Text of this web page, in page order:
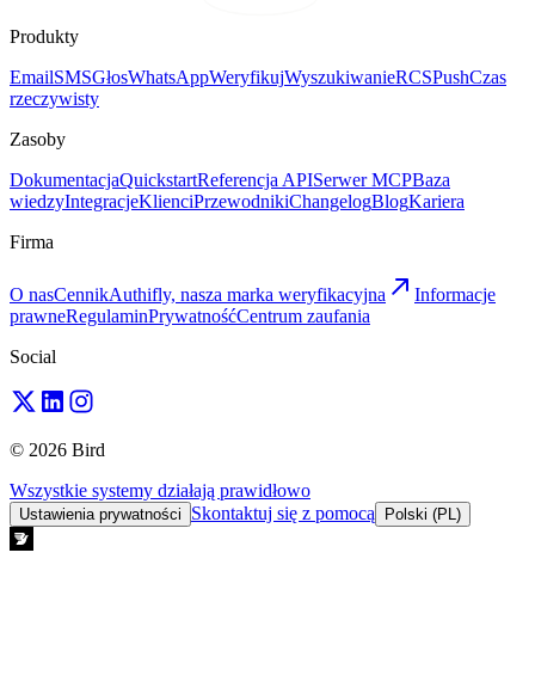
Produkty
EmailSMSGłosWhatsAppWeryfikujWyszukiwanieRCSPushCzas
rzeczywisty
Zasoby
DokumentacjaQuickstartReferencja APISerwer MCPBaza
wiedzyIntegracjeKlienciPrzewodnikiChangelogBlogKariera
Firma
O nasCennikAuthifly, nasza marka weryfikacyjna
Informacje
prawneRegulaminPrywatnośćCentrum zaufania
Social
© 2026 Bird
Wszystkie systemy działają prawidłowo
Ustawienia prywatności Skontaktuj się z pomocą Polski (PL)